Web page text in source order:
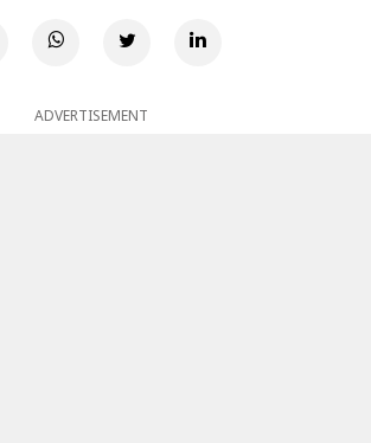
ADVERTISEMENT